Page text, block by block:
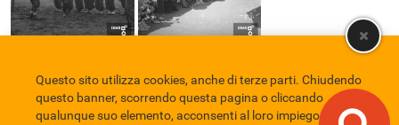
Comune di Eboli Servizio Bibliotecario Nazionale
Privacy policy
Credits
Questo sito utilizza cookies, anche di terze parti. Chiudendo
questo banner, scorrendo questa pagina o cliccando
qualunque suo elemento, acconsenti al loro impiego in